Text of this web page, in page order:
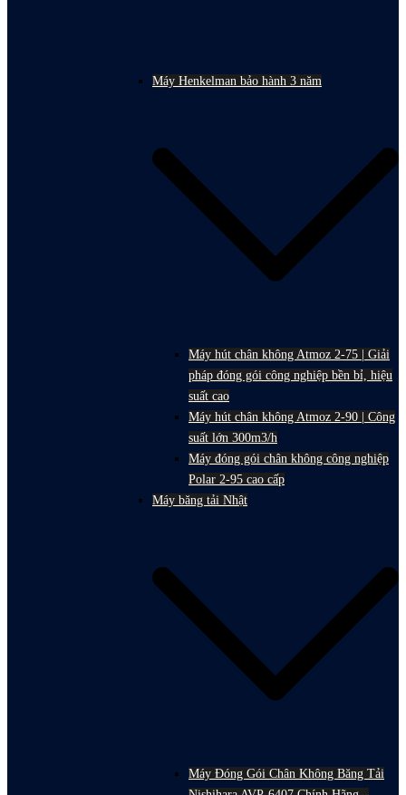
Máy Henkelman bảo hành 3 năm
Máy hút chân không Atmoz 2-75 | Giải
pháp đóng gói công nghiệp bền bỉ, hiệu
suất cao
Máy hút chân không Atmoz 2-90 | Công
suất lớn 300m3/h
Máy đóng gói chân không công nghiệp
Polar 2-95 cao cấp
Máy băng tải Nhật
Máy Đóng Gói Chân Không Băng Tải